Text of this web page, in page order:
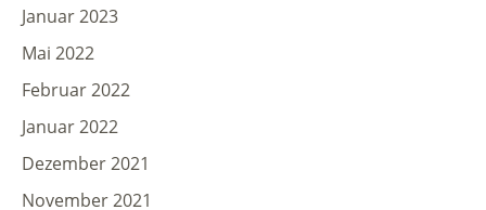
Januar 2023
Mai 2022
Februar 2022
Januar 2022
Dezember 2021
November 2021